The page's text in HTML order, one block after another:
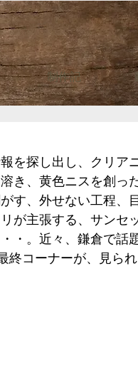
制作記
を探し出し、クリア
き、黄色ニスを創っ
す、外せない工程、
が主張する、サンセ
・。近々、鎌倉で話
終コーナーが、見ら